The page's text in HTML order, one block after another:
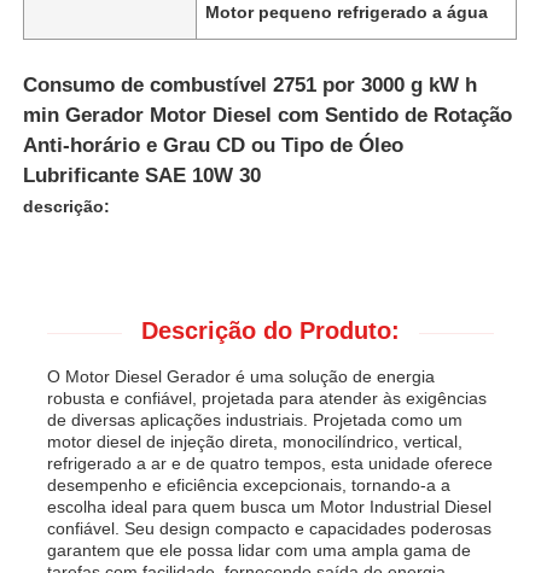
Motor pequeno refrigerado a água
Consumo de combustível 2751 por 3000 g kW h
min Gerador Motor Diesel com Sentido de Rotação
Anti-horário e Grau CD ou Tipo de Óleo
Lubrificante SAE 10W 30
descrição:
Descrição do Produto:
O Motor Diesel Gerador é uma solução de energia
robusta e confiável, projetada para atender às exigências
de diversas aplicações industriais. Projetada como um
motor diesel de injeção direta, monocilíndrico, vertical,
refrigerado a ar e de quatro tempos, esta unidade oferece
desempenho e eficiência excepcionais, tornando-a a
escolha ideal para quem busca um Motor Industrial Diesel
confiável. Seu design compacto e capacidades poderosas
garantem que ele possa lidar com uma ampla gama de